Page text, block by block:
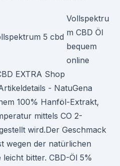
Vollspektru
m CBD Öl
bequem
online
EXTRA Shop
- NatuGena
100% Hanföl-Extrakt,
mittels CO 2-
wird.Der Geschmack
wegen der natürlichen
bitter. CBD-Öl 5%